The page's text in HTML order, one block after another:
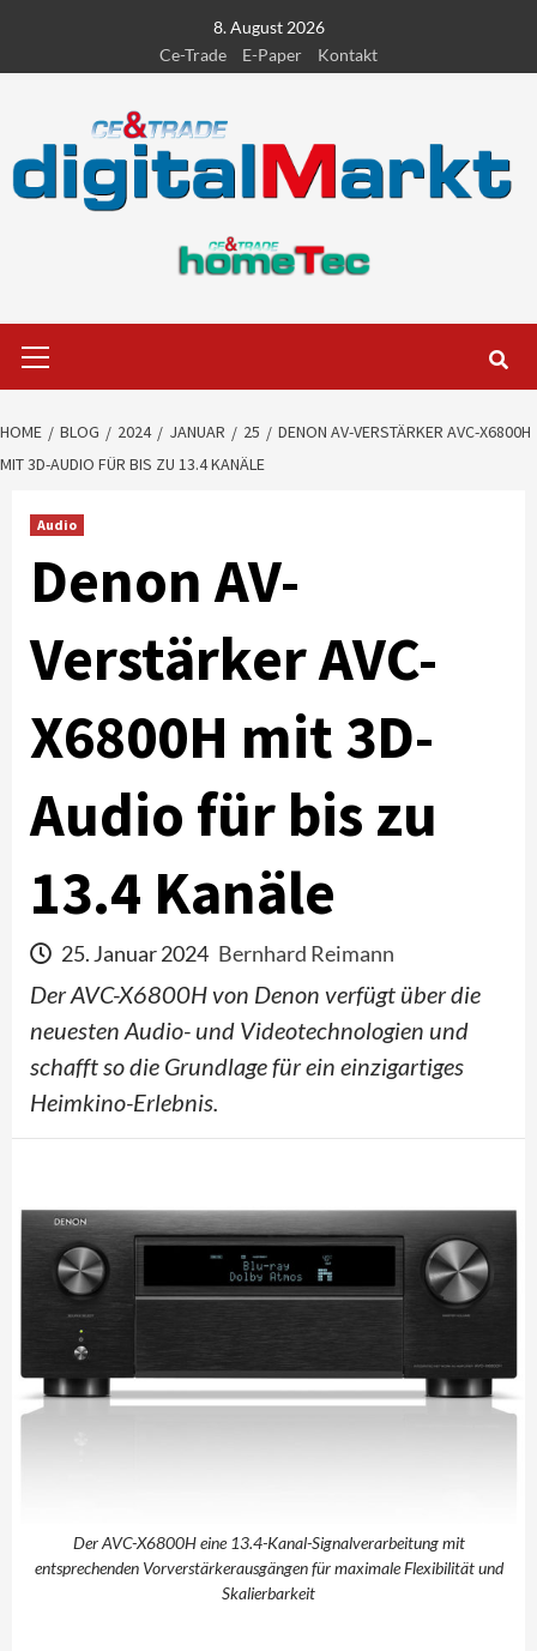
content
8. August 2026
Ce-Trade
E-Paper Kontakt
Menu
HOME BLOG 2024 JANUAR 25
DENON AV-VERSTÄRKER AVC-X6800H
MIT 3D-AUDIO FÜR BIS ZU 13.4 KANÄLE
Audio
Denon AV-
Verstärker AVC-
X6800H mit 3D-
Audio für bis zu
13.4 Kanäle
25. Januar 2024 Bernhard Reimann
Der AVC-X6800H von Denon verfügt über die
neuesten Audio- und Videotechnologien und
schafft so die Grundlage für ein einzigartiges
Heimkino-Erlebnis.
Der AVC-X6800H eine 13.4-Kanal-Signalverarbeitung mit
entsprechenden Vorverstärkerausgängen für maximale Flexibilität und
Skalierbarkeit